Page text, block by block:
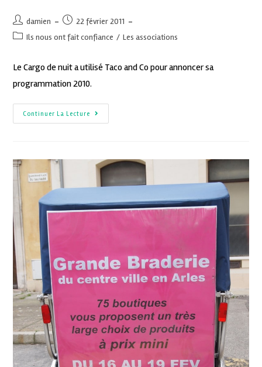
damien
22 février 2011
Ils nous ont fait confiance / Les associations
Le Cargo de nuit a utilisé Taco and Co pour annoncer sa
programmation 2010.
Continuer La Lecture